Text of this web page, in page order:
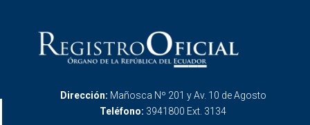
Dirección: Mañosca Nº 201 y Av. 10 de Agosto
Teléfono: 3941800 Ext. 3134